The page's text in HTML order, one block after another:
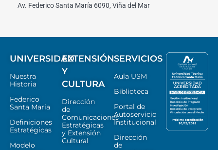
Av. Federico Santa María 6090, Viña del Mar
UNIVERSIDAD
Nuestra
Historia
Federico
Santa María
Definiciones
Estratégicas
Modelo
EXTENSIÓN
Y
CULTURA
Dirección
de
Comunicaciones
Estratégicas
y Extensión
Cultural
SERVICIOS
Aula USM
Biblioteca
Portal de
Autoservicio
Institucional
Dirección
de